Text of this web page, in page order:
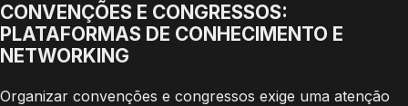
CONVENÇÕES E CONGRESSOS:
PLATAFORMAS DE CONHECIMENTO E
NETWORKING
Organizar convenções e congressos exige uma atenção